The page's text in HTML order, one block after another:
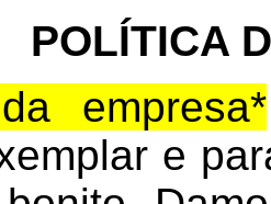
POLÍTICA
empresa*
e